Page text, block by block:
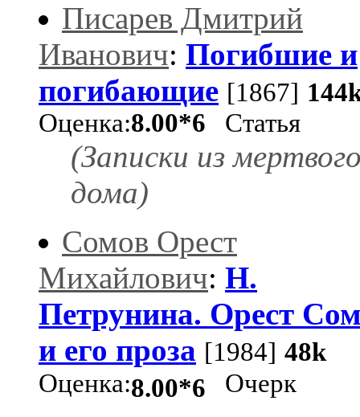
Писарев Дмитрий
Иванович: Погибшие и
погибающие [1867]
Оценка:8.00*6 Статья
(Записки из
дома)
Сомов Орест
Михайлович: Н.
Петрунина. Орест
и его проза [1984] 48k
Оценка:8.00*6
Очерк